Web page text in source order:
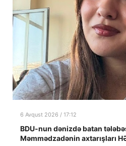
6 Avqust 2026 / 17:12
BDU-nun dənizdə batan
Məmmədzadənin axtarışları